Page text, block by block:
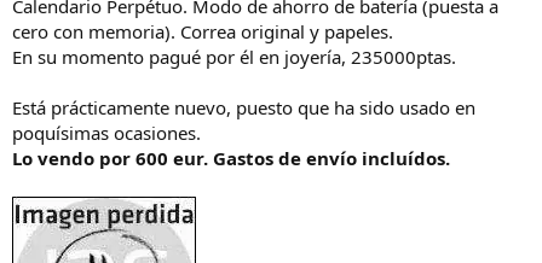
l
o
Calendario Perpétuo. Modo de ahorro de batería (puesta a
cero con memoria). Correa original y papeles.
En su momento pagué por él en joyería, 235000ptas.
Está prácticamente nuevo, puesto que ha sido usado en
poquísimas ocasiones.
Lo vendo por 600 eur. Gastos de envío incluídos.